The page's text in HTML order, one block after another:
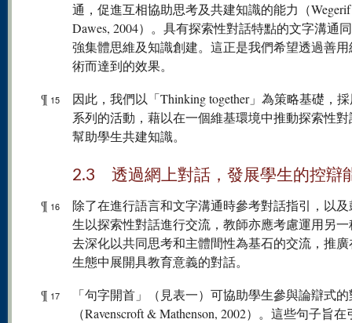
通，促進互相協助思考及共建知識的能力（
Dawes, 2004）。具有探索性對話特點的文字溝通
強集體思維及知識創建。這正是我們希望透過善
術而達到的效果。
¶ 15
因此，我們以「Thinking together」為策略基礎，
系列的活動，藉以在一個維基環境中推動探索性
幫助學生共建知識。
2.3 透過網上對話，發展學生的控辯
¶ 16
除了在進行語言和文字溝通時參考對話指引，以
生以探索性對話進行交流，教師亦應考慮運用另
去深化以共同思考和主體間性為基石的交流，推
生態中展開具教育意義的對話。
¶ 17
「句字開首」（見表一）可協助學生參與論辯式
（Ravenscroft & Mathenson, 2002）。這些句子旨